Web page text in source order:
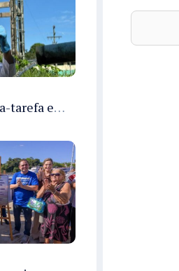
Cosama inicia força-tarefa em Anamã para fortalecer abastecimento de água e segurança hídrica da população